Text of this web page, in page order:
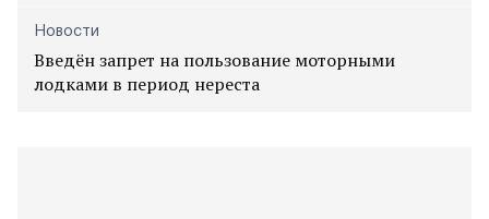
Новости
Введён запрет на пользование моторными
лодками в период нереста